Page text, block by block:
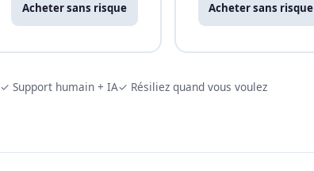
Acheter sans risque Acheter sans risque
✓ Support humain + IA✓ Résiliez quand vous voulez